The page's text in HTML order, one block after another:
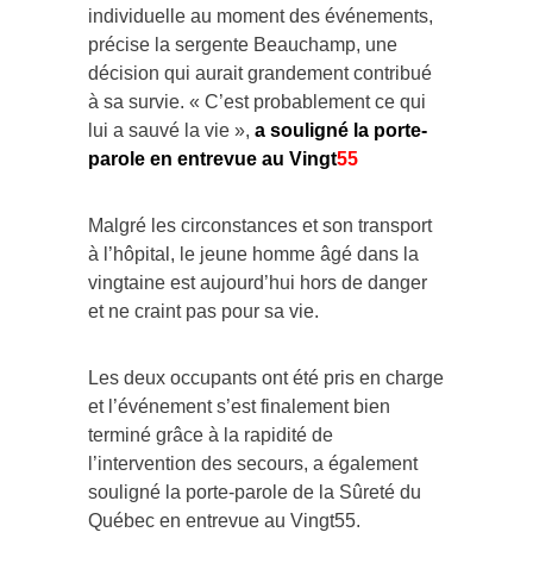
individuelle au moment des événements,
précise la sergente Beauchamp, une
décision qui aurait grandement contribué
à sa survie. « C’est probablement ce qui
lui a sauvé la vie », a souligné la porte-
parole en entrevue au Vingt55
Malgré les circonstances et son transport
à l’hôpital, le jeune homme âgé dans la
vingtaine est aujourd’hui hors de danger
et ne craint pas pour sa vie.
Les deux occupants ont été pris en charge
et l’événement s’est finalement bien
terminé grâce à la rapidité de
l’intervention des secours, a également
souligné la porte-parole de la Sûreté du
Québec en entrevue au Vingt55.